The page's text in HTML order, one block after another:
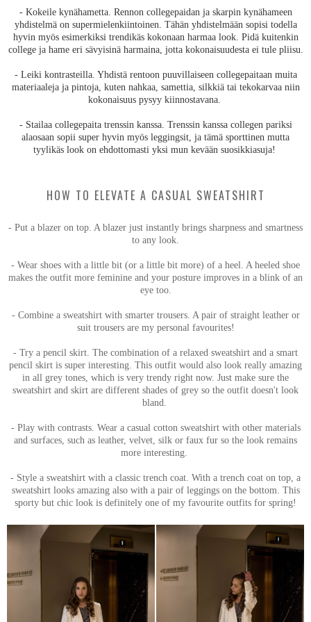
- Kokeile kynähametta. Rennon collegepaidan ja skarpin kynähameen
yhdistelmä on supermielenkiintoinen. Tähän yhdistelmään sopisi todella
hyvin myös esimerkiksi trendikäs kokonaan harmaa look. Pidä kuitenkin
college ja hame eri sävyisinä harmaina, jotta kokonaisuudesta ei tule pliisu.
- Leiki kontrasteilla. Yhdistä rentoon puuvillaiseen collegepaitaan muita
materiaaleja ja pintoja, kuten nahkaa, samettia, silkkiä tai tekokarvaa niin
kokonaisuus pysyy kiinnostavana.
- Stailaa collegepaita trenssin kanssa. Trenssin kanssa collegen pariksi
alaosaan sopii super hyvin myös leggingsit, ja tämä sporttinen mutta
tyylikäs look on ehdottomasti yksi mun kevään suosikkiasuja!
HOW TO ELEVATE A CASUAL SWEATSHIRT
- Put a blazer on top. A blazer just instantly brings sharpness and smartness
to any look.
- Wear shoes with a little bit (or a little bit more) of a heel. A heeled shoe
makes the outfit more feminine and your posture improves in a blink of an
eye too.
- Combine a sweatshirt with smarter trousers. A pair of straight leather or
suit trousers are my personal favourites!
- Try a pencil skirt. The combination of a relaxed sweatshirt and a smart
pencil skirt is super interesting. This outfit would also look really amazing
in all grey tones, which is very trendy right now. Just make sure the
sweatshirt and skirt are different shades of grey so the outfit doesn't look
bland.
- Play with contrasts. Wear a casual cotton sweatshirt with other materials
and surfaces, such as leather, velvet, silk or faux fur so the look remains
more interesting.
- Style a sweatshirt with a classic trench coat. With a trench coat on top, a
sweatshirt looks amazing also with a pair of leggings on the bottom. This
sporty but chic look is definitely one of my favourite outfits for spring!